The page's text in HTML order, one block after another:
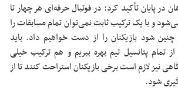
در پایان تأکید کرد: در فوتبال حرفه‌ای هر چهار تا
و با یک ترکیب ثابت نمی‌توان تمام مسابقات را
شود بازیکنان را از دست خواهیم داد. باید
تمام پتانسیل تیم بهره ببریم و هم ترکیب خیلی
نیز لازم است برخی بازیکنان استراحت کنند تا از
شود.